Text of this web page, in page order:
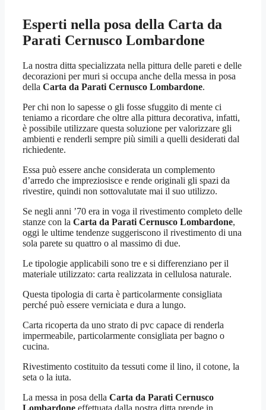
Esperti nella posa della Carta da
Parati Cernusco Lombardone
La nostra ditta specializzata nella pittura delle pareti e delle
decorazioni per muri si occupa anche della messa in posa
della Carta da Parati Cernusco Lombardone.
Per chi non lo sapesse o gli fosse sfuggito di mente ci
teniamo a ricordare che oltre alla pittura decorativa, infatti,
è possibile utilizzare questa soluzione per valorizzare gli
ambienti e renderli sempre più simili a quelli desiderati dal
richiedente.
Essa può essere anche considerata un complemento
d’arredo che impreziosisce e rende originali gli spazi da
rivestire, quindi non sottovalutate mai il suo utilizzo.
Se negli anni ’70 era in voga il rivestimento completo delle
stanze con la Carta da Parati Cernusco Lombardone,
oggi le ultime tendenze suggeriscono il rivestimento di una
sola parete su quattro o al massimo di due.
Le tipologie applicabili sono tre e si differenziano per il
materiale utilizzato: carta realizzata in cellulosa naturale.
Questa tipologia di carta è particolarmente consigliata
perché può essere verniciata e dura a lungo.
Carta ricoperta da uno strato di pvc capace di renderla
impermeabile, particolarmente consigliata per bagno o
cucina.
Rivestimento costituito da tessuti come il lino, il cotone, la
seta o la iuta.
La messa in posa della Carta da Parati Cernusco